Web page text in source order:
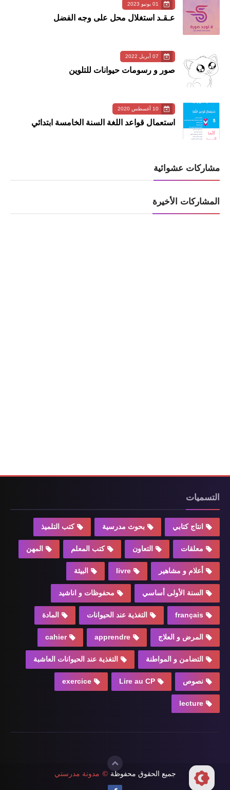
01 يونيو 2023
عـقـد استغلال محل على وجه الفضل
07 أبريل 2022
صور و رسومات حيوانات للتلوين
10 أغسطس 2020
استعمال قواعد اللغة السنة الخامسة ابتدائي
مشاركات عشوائية
المشاركات الأخيرة
التسميات
انتاج كتابي بحوث مدرسية كتب التلميذ
معلقات التعاون كتب المعلم المهن
أعلام و مشاهير livre البيئة
السنة الأولى أساسي محفوظات و اناشيد
français التغذية عند الحيوانات المادة
المرض و العلاج apprendre
cahier
التضامن و المواطنة التغذية عند الحيوانات العاشبة
نصوص Lire au CP
exercice
lecture
جميع الحقوق محفوظة © مدونة مدرستي